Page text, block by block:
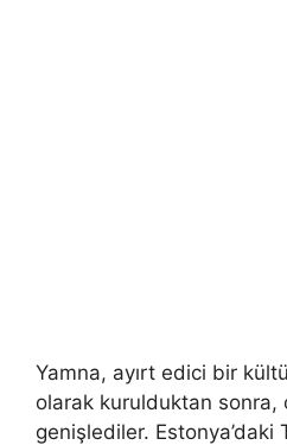
Yamna, ayırt edici bir
olarak kurulduktan sonra,
genişlediler. Estonya’daki